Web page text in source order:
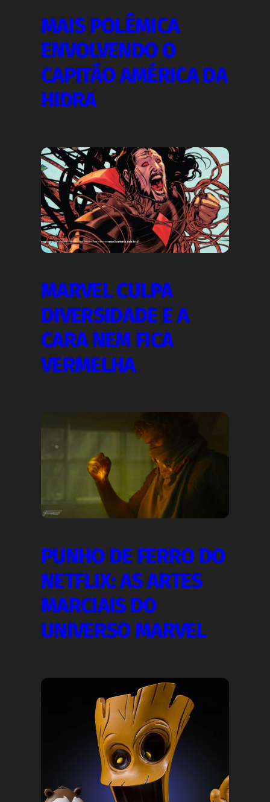
MAIS POLÊMICA
ENVOLVENDO O
CAPITÃO AMÉRICA DA
HIDRA
MARVEL CULPA
DIVERSIDADE E A
CARA NEM FICA
VERMELHA
PUNHO DE FERRO DO
NETFLIX: AS ARTES
MARCIAIS DO
UNIVERSO MARVEL